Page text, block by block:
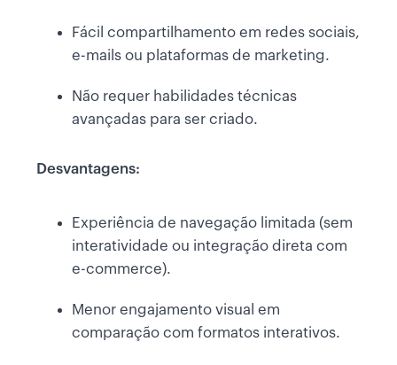
Fácil compartilhamento em redes sociais,
e-mails ou plataformas de marketing.
Não requer habilidades técnicas
avançadas para ser criado.
Desvantagens:
Experiência de navegação limitada (sem
interatividade ou integração direta com
e-commerce).
Menor engajamento visual em
comparação com formatos interativos.